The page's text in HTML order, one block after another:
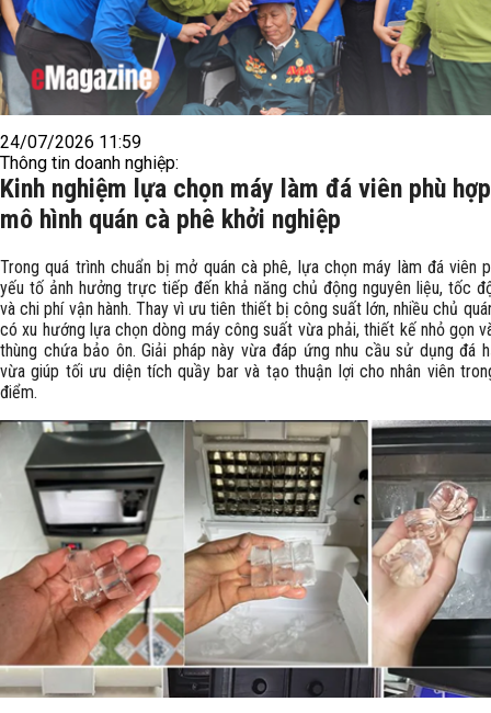
24/07/2026 11:59
Thông tin doanh nghiệp:
Kinh nghiệm lựa chọn máy làm đá viên phù
mô hình quán cà phê khởi nghiệp
Trong quá trình chuẩn bị mở quán cà phê, lựa chọn máy làm đá viên
yếu tố ảnh hưởng trực tiếp đến khả năng chủ động nguyên liệu, tốc
và chi phí vận hành. Thay vì ưu tiên thiết bị công suất lớn, nhiều chủ
có xu hướng lựa chọn dòng máy công suất vừa phải, thiết kế nhỏ gọn
thùng chứa bảo ôn. Giải pháp này vừa đáp ứng nhu cầu sử dụng đá
vừa giúp tối ưu diện tích quầy bar và tạo thuận lợi cho nhân viên
điểm.